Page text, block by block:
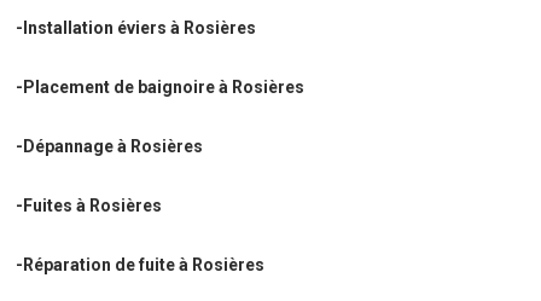
-Installation éviers à Rosières
-Placement de baignoire à Rosières
-Dépannage à Rosières
-Fuites à Rosières
-Réparation de fuite à Rosières